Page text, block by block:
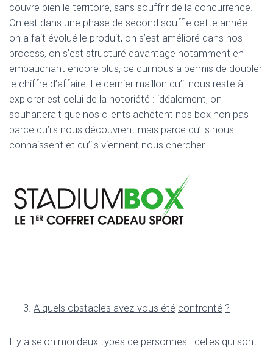
couvre bien le territoire, sans souffrir de la concurrence.
On est dans une phase de second souffle cette année :
on a fait évolué le produit, on s’est amélioré dans nos
process, on s’est structuré davantage notamment en
embauchant encore plus, ce qui nous a permis de doubler
le chiffre d’affaire. Le dernier maillon qu’il nous reste à
explorer est celui de la notoriété : idéalement, on
souhaiterait que nos clients achètent nos box non pas
parce qu’ils nous découvrent mais parce qu’ils nous
connaissent et qu’ils viennent nous chercher.
A quels obstacles avez-vous été confronté ?
Il y a selon moi deux types de personnes : celles qui sont